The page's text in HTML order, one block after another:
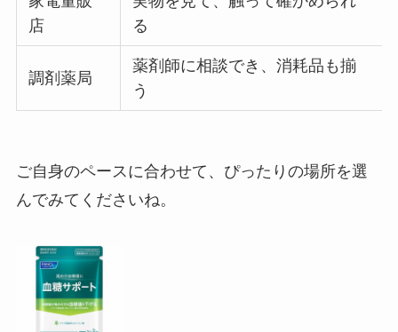
店
る
調剤薬局
薬剤師に相談でき、消耗品も揃
う
ご自身のペースに合わせて、ぴったりの場所を選
んでみてくださいね。